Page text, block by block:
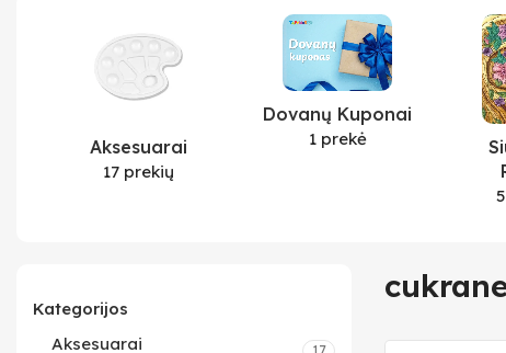
Aksesuarai
17 prekių
Dovanų Kuponai
1 prekė
Kategorijos
Aksesuarai